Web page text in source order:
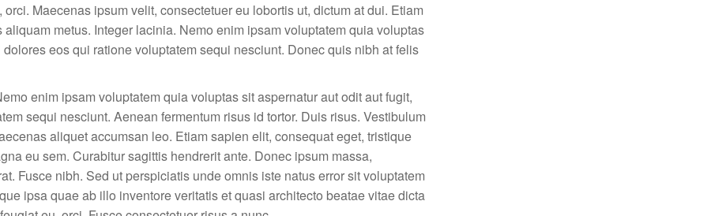
Maecenas ipsum velit, consectetuer eu lobortis ut, dictum at dui. Etiam
metus. Integer lacinia. Nemo enim ipsam voluptatem quia voluptas
eos qui ratione voluptatem sequi nesciunt. Donec quis nibh at felis
enim ipsam voluptatem quia voluptas sit aspernatur aut odit aut fugit,
sequi nesciunt. Aenean fermentum risus id tortor. Duis risus. Vestibulum
aliquet accumsan leo. Etiam sapien elit, consequat eget, tristique
eu sem. Curabitur sagittis hendrerit ante. Donec ipsum massa,
Fusce nibh. Sed ut perspiciatis unde omnis iste natus error sit voluptatem
ipsa quae ab illo inventore veritatis et quasi architecto beatae vitae dicta